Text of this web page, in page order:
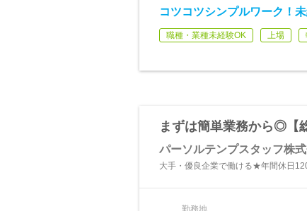
コツコツシンプルワーク！
職種・業種未経験OK 上場
まずは簡単業務から◎【
パーソルテンプスタッフ株
大手・優良企業で働ける★年間休日
勤務地